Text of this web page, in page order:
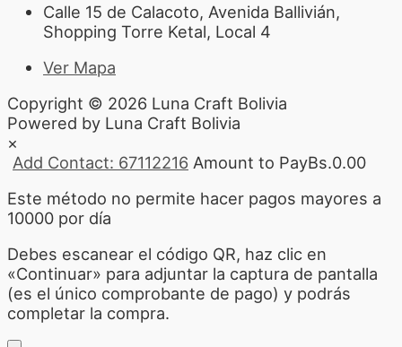
Calle 15 de Calacoto, Avenida Ballivián,
Shopping Torre Ketal, Local 4
Ver Mapa
Copyright © 2026 Luna Craft Bolivia
Powered by Luna Craft Bolivia
×
Add Contact: 67112216 Amount to PayBs.0.00
Este método no permite hacer pagos mayores a
10000 por día
Debes escanear el código QR, haz clic en
«Continuar» para adjuntar la captura de pantalla
(es el único comprobante de pago) y podrás
completar la compra.